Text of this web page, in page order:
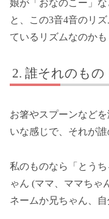
娘が「おなのこー」
と、この3音4音のリ
ているリズムなのか
誰それのもの
お箸やスプーンなど
いな感じで、それが
私のものなら「とう
ゃん (ママ、ママちゃ
ネームか兄ちゃん、